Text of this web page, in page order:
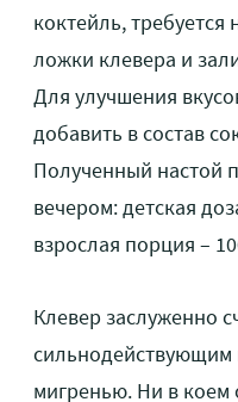
коктейль, требуется
ложки клевера и
Для улучшения
добавить в состав
Полученный настой
вечером: детская
взрослая порция –
Клевер заслуженно
мигренью. Ни в коем